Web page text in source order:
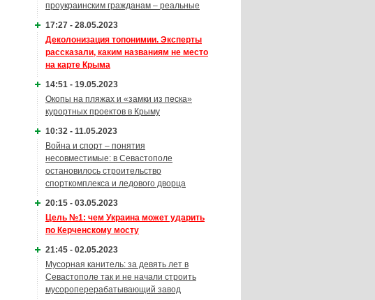
проукраинским гражданам – реальные
17:27 - 28.05.2023
Деколонизация топонимии. Эксперты
рассказали, каким названиям не место
на карте Крыма
14:51 - 19.05.2023
Окопы на пляжах и «замки из песка»
курортных проектов в Крыму
10:32 - 11.05.2023
Война и спорт – понятия
несовместимые: в Севастополе
остановилось строительство
спорткомплекса и ледового дворца
20:15 - 03.05.2023
Цель №1: чем Украина может ударить
по Керченскому мосту
21:45 - 02.05.2023
Мусорная канитель: за девять лет в
Севастополе так и не начали строить
мусороперерабатывающий завод